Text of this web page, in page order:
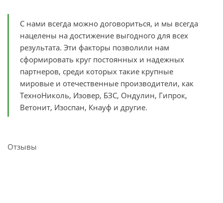
С нами всегда можно договориться, и мы всегда
нацелены на достижение выгодного для всех
результата. Эти факторы позволили нам
сформировать круг постоянных и надежных
партнеров, среди которых такие крупные
мировые и отечественные производители, как
ТехноНиколь, Изовер, БЗС, Ондулин, Гипрок,
Ветонит, Изоспан, Кнауф и другие.
Отзывы